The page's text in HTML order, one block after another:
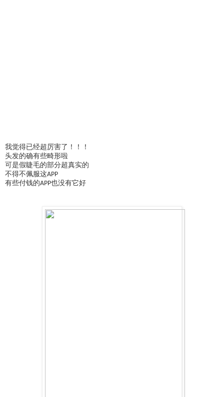
我觉得已经超厉害了！！！
头发的确有些畸形啦
可是假睫毛的部分超真实的
不得不佩服这APP
有些付钱的APP也没有它好